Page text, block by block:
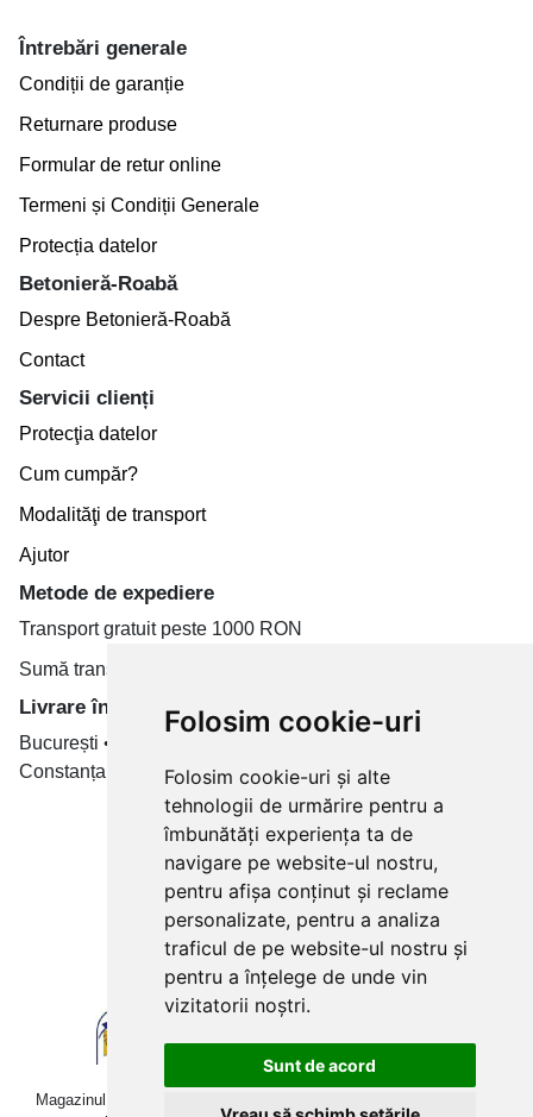
Folosim cookie-uri
Folosim cookie-uri și alte
tehnologii de urmărire pentru a
îmbunătăți experiența ta de
navigare pe website-ul nostru,
pentru afișa conținut și reclame
personalizate, pentru a analiza
traficul de pe website-ul nostru și
pentru a înțelege de unde vin
vizitatorii noștri.
Sunt de acord
Magazinul online betoniera-roaba.ro folosește cookies. Navigând în
Întrebări generale
Condiții de garanție
Returnare produse
Formular de retur online
Termeni și Condiții Generale
Protecția datelor
Betonieră-Roabă
Despre Betonieră-Roabă
Contact
Servicii clienți
Protecţia datelor
Cum cumpăr?
Modalităţi de transport
Ajutor
Metode de expediere
Transport gratuit peste 1000 RON
Sumă transport de la 19.99 RON
Livrare în toate țară
București • Cluj-Napoca • Brașov • Timișoara • Iași •
Constanța • Craiova
Plăți cu card bancar prin